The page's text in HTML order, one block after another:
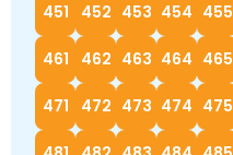
451 452 453 454 455
461 462 463 464 465
471 472 473 474 475